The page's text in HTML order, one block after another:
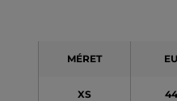
MÉRET EU
XS 44